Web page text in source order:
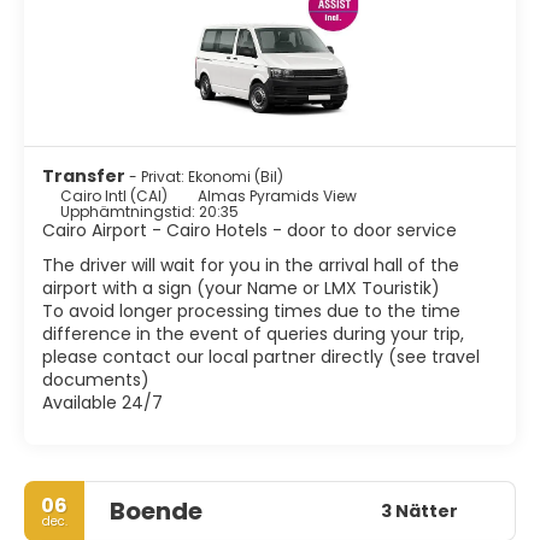
respektingivande. Islamiska Kairo, centrum av historiska
Kairo, görs bäst till fots. Beläget öster om centrum är det
fullt av charmiga små moskéer och vattenfontäner. De
viktigaste platserna att besöka är Citadellet, Mohamed
Ali-moskén, Khan el Khalili, huvudbasaren, några historiska
några av Kairos turkiska bad eller Hammams. Inget besök i
Kairo är komplett utan att se egyptiska museet.
Exotisk atmosfär, kaotisk trafik, tusentals minareter, buller,
charmiga människor, Kairo är en fascinerande stad. Få
städer i världen överträffar Kairo i antal monument eller
arkitektoniska stilar. Kairo är inte en vanlig stad, Kairo är en
hel värld.
Transfer - Privat: Ekonomi (Bil)
Cairo Intl (CAI)
Almas Pyramids View
Upphämtningstid: 20:35
Cairo Airport - Cairo Hotels - door to door service
The driver will wait for you in the arrival hall of the
airport with a sign (your Name or LMX Touristik)
To avoid longer processing times due to the time
difference in the event of queries during your trip,
please contact our local partner directly (see travel
documents)
Available 24/7
06
dec. Boende 3 Nätter